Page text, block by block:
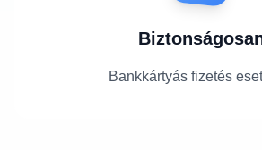
Bankkártyás fizetés